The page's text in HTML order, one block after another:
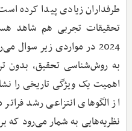
طرفداران زیادی پیدا کرده
تحقیقات تجربی هم شاهد
2024 در مواردی زیر
به روش‌شناسی تحقیق، بدون
اهمیت یک ویژگی تاریخی را
از الگو‌های انتزاعی رشد
نظریه‌هایی به شمار می‌رود که